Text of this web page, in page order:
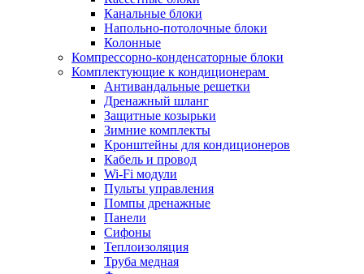
Канальные блоки
Напольно-потолочные блоки
Колонные
Компрессорно-конденсаторные блоки
Комплектующие к кондиционерам
Антивандальные решетки
Дренажный шланг
Защитные козырьки
Зимние комплекты
Кронштейны для кондиционеров
Кабель и провод
Wi-Fi модули
Пульты управления
Помпы дренажные
Панели
Сифоны
Теплоизоляция
Труба медная